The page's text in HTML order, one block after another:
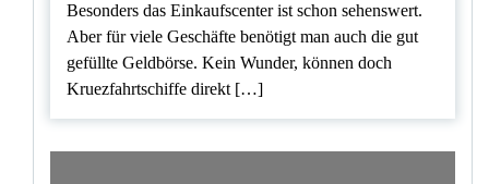
Besonders das Einkaufscenter ist schon sehenswert.
Aber für viele Geschäfte benötigt man auch die gut
gefüllte Geldbörse. Kein Wunder, können doch
Kruezfahrtschiffe direkt […]